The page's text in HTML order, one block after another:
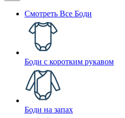
Смотреть Все Боди
Боди с коротким рукавом
Боди на запах